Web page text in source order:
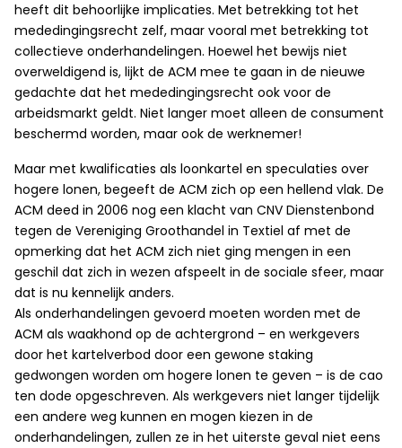
heeft dit behoorlijke implicaties. Met betrekking tot het
mededingingsrecht zelf, maar vooral met betrekking tot
collectieve onderhandelingen. Hoewel het bewijs niet
overweldigend is, lijkt de ACM mee te gaan in de nieuwe
gedachte dat het mededingingsrecht ook voor de
arbeidsmarkt geldt. Niet langer moet alleen de consument
beschermd worden, maar ook de werknemer!
Maar met kwalificaties als loonkartel en speculaties over
hogere lonen, begeeft de ACM zich op een hellend vlak. De
ACM deed in 2006 nog een klacht van CNV Dienstenbond
tegen de Vereniging Groothandel in Textiel af met de
opmerking dat het ACM zich niet ging mengen in een
geschil dat zich in wezen afspeelt in de sociale sfeer, maar
dat is nu kennelijk anders.
Als onderhandelingen gevoerd moeten worden met de
ACM als waakhond op de achtergrond – en werkgevers
door het kartelverbod door een gewone staking
gedwongen worden om hogere lonen te geven – is de cao
ten dode opgeschreven. Als werkgevers niet langer tijdelijk
een andere weg kunnen en mogen kiezen in de
onderhandelingen, zullen ze in het uiterste geval niet eens